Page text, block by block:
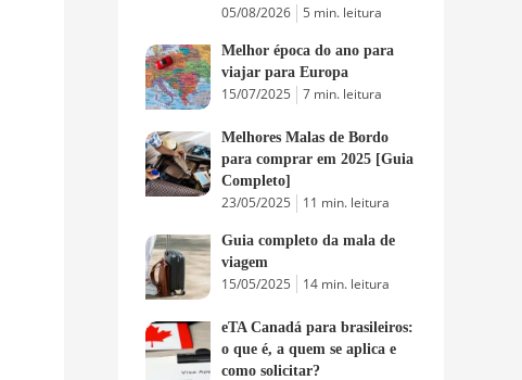
05/08/2026 5 min. leitura
Melhor época do ano para
viajar para Europa
15/07/2025 7 min. leitura
Melhores Malas de Bordo
para comprar em 2025 [Guia
Completo]
23/05/2025 11 min. leitura
Guia completo da mala de
viagem
15/05/2025 14 min. leitura
eTA Canadá para brasileiros:
o que é, a quem se aplica e
como solicitar?